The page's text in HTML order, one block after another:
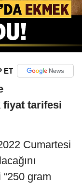
ET
fiyat tarifesi
Cumartesi
gram